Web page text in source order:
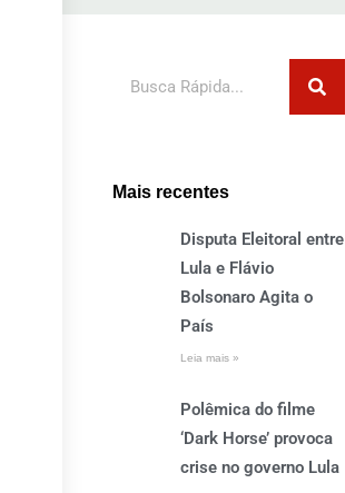
Mais recentes
Disputa Eleitoral entre
Lula e Flávio
Bolsonaro Agita o
País
Leia mais »
Polêmica do filme
‘Dark Horse’ provoca
crise no governo Lula